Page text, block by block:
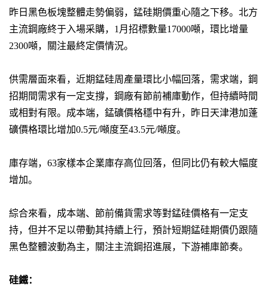
昨日黑色板塊整體走勢偏弱，錳硅期價重心隨之下移。北方
主流鋼廠終于入場采購，1月招標數量17000噸，環比增量
2300噸，關注最終定價情況。
供需層面來看，近期錳硅周產量環比小幅回落，需求端，鋼
招期間需求有一定支撐，鋼廠有節前補庫動作，但持續時間
或相對有限。成本端，錳礦價格穩中有升，昨日天津港加蓬
礦價格環比增加0.5元/噸度至43.5元/噸度。
庫存端，63家樣本企業庫存高位回落，但同比仍有較大幅度
增加。
綜合來看，成本端、節前備貨需求等對錳硅價格有一定支
持，但并不足以帶動其持續上行，預計短期錳硅期價仍跟隨
黑色整體波動為主，關注主流鋼招進展，下游補庫節奏。
硅鐵：